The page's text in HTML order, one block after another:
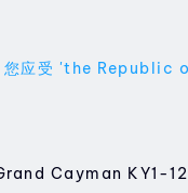
您应受 'the
Cayman KY1-